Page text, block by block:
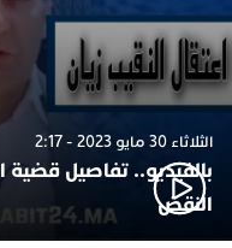
الثلاثاء 30 مايو 2023 - 2:17
بالفيديو.. تفاصيل
النقض